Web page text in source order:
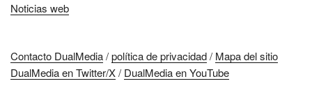
Noticias web
Contacto DualMedia/política de privacidad/ Mapa del sitio
DualMedia en Twitter/X/ DualMedia en YouTube